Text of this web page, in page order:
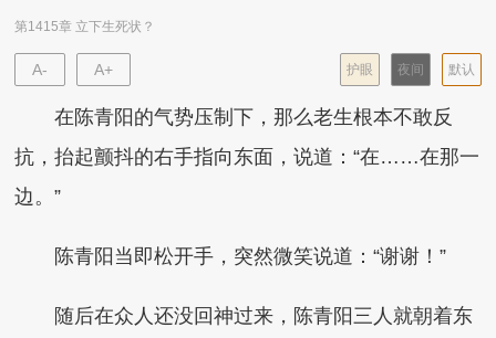
第1415章 立下生死状？
A- A+ 默认
夜间
护眼
在陈青阳的气势压制下，那么老生根本不敢反
抗，抬起颤抖的右手指向东面，说道：“在……在那一
边。”
陈青阳当即松开手，突然微笑说道：“谢谢！”
随后在众人还没回神过来，陈青阳三人就朝着东